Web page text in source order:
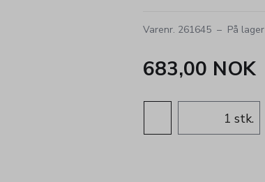
Varenr. 261645 – På lager
683,00 NOK
stk.